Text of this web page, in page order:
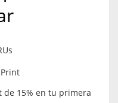
de 15% en tu primera